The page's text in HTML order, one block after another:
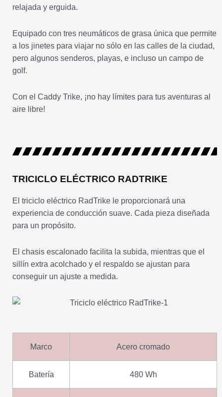
relajada y erguida.
Equipado con tres neumáticos de grasa única que permite
a los jinetes para viajar no sólo en las calles de la ciudad,
pero algunos senderos, playas, e incluso un campo de
golf.
Con el Caddy Trike, ¡no hay límites para tus aventuras al
aire libre!
TRICICLO ELÉCTRICO RADTRIKE
El triciclo eléctrico RadTrike le proporcionará una
experiencia de conducción suave. Cada pieza diseñada
para un propósito.
El chasis escalonado facilita la subida, mientras que el
sillín extra acolchado y el respaldo se ajustan para
conseguir un ajuste a medida.
Marco Acero cromado
Batería 480 Wh